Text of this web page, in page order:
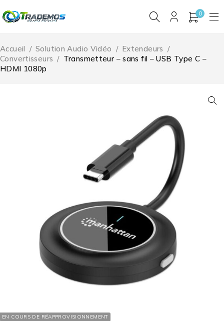
0
Accueil / Solution Audio Vidéo / Extendeurs /
Convertisseurs / Transmetteur – sans fil – USB Type C –
HDMI 1080p
EN COURS DE RÉAPPROVISIONNEMENT